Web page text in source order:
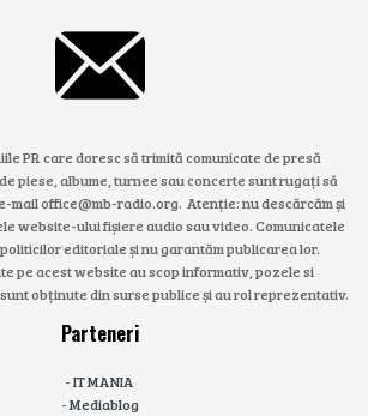
PR care doresc să trimită comunicate de presă
piese, albume, turnee sau concerte sunt rugați să
mail office@mb-radio.org. Atenție: nu descărcăm și
website-ului fișiere audio sau video. Comunicatele
editoriale și nu garantăm publicarea lor.
pe acest website au scop informativ, pozele si
obținute din surse publice și au rol reprezentativ.
Parteneri
-IT MANIA
-Mediablog